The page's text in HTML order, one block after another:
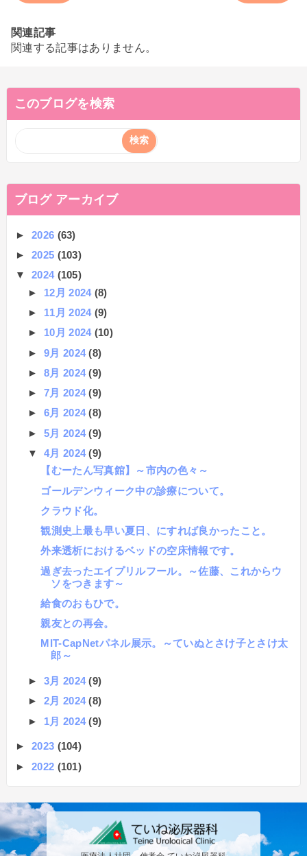
関連記事
関連する記事はありません。
このブログを検索
ブログ アーカイブ
► 2026 (63)
► 2025 (103)
▼ 2024 (105)
► 12月 2024 (8)
► 11月 2024 (9)
► 10月 2024 (10)
► 9月 2024(8)
► 8月 2024(9)
► 7月 2024(9)
► 6月 2024(8)
► 5月 2024(9)
▼ 4月 2024(9)
【むーたん写真館】～市内の色々～
ゴールデンウィーク中の診療について。
クラウド化。
観測史上最も早い夏日、にすれば良かったこと。
外来透析におけるベッドの空床情報です。
過ぎ去ったエイプリルフール。～佐藤、これからウ
ソをつきます～
給食のおもひで。
親友との再会。
MIT-CapNetパネル展示。～ていぬとさけ子とさけ太
郎～
► 3月 2024(9)
► 2月 2024(8)
► 1月 2024(9)
► 2023 (104)
► 2022 (101)